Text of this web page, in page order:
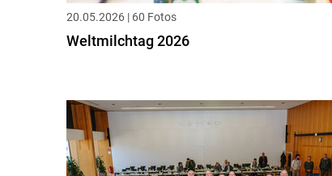
20.05.2026 | 60 Fotos
Weltmilchtag 2026